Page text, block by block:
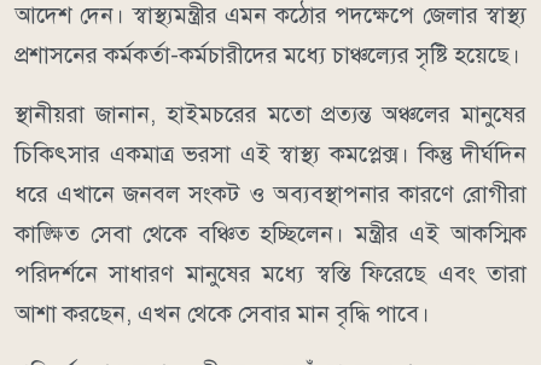
আদেশ দেন। স্বাস্থ্যমন্ত্রীর এমন কঠোর পদক্ষেপে জেলার স্বাস্থ্য
প্রশাসনের কর্মকর্তা-কর্মচারীদের মধ্যে চাঞ্চল্যের সৃষ্টি হয়েছে।
স্থানীয়রা জানান, হাইমচরের মতো প্রত্যন্ত অঞ্চলের মানুষের
চিকিৎসার একমাত্র ভরসা এই স্বাস্থ্য কমপ্লেক্স। কিন্তু দীর্ঘদিন
ধরে এখানে জনবল সংকট ও অব্যবস্থাপনার কারণে রোগীরা
কাঙ্ক্ষিত সেবা থেকে বঞ্চিত হচ্ছিলেন। মন্ত্রীর এই আকস্মিক
পরিদর্শনে সাধারণ মানুষের মধ্যে স্বস্তি ফিরেছে এবং তারা
আশা করছেন, এখন থেকে সেবার মান বৃদ্ধি পাবে।